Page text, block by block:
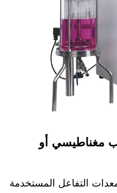
مغناطيسي أو
التفاعل المستخدمة